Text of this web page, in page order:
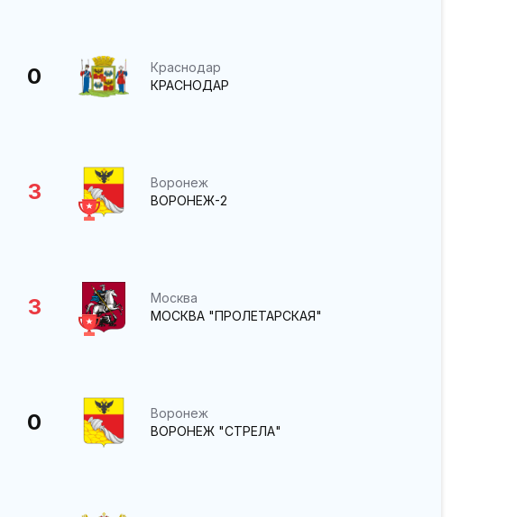
Краснодар
КРАСНОДАР
0
Воронеж
ВОРОНЕЖ-2
3
Москва
МОСКВА "ПРОЛЕТАРСКАЯ"
3
Воронеж
ВОРОНЕЖ "СТРЕЛА"
0